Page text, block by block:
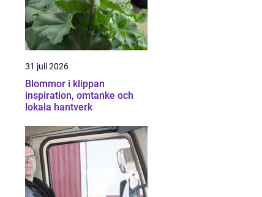
31 juli 2026
Blommor i klippan
inspiration, omtanke och
lokala hantverk